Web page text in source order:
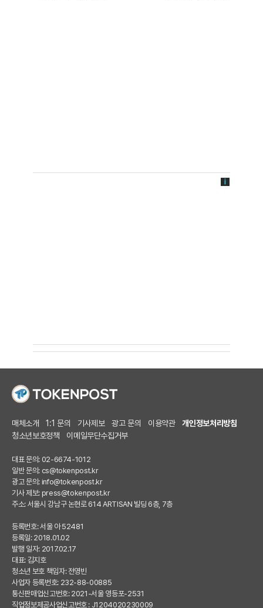
매체소개 1:1 문의 기사제보 광고 문의 이용약관
개인정보처리방침
청소년보호정책
이메일무단수집거부
대표 문의: 02-6674-1012
일반 문의: cs@tokenpost.kr
광고 문의: info@tokenpost.kr
기사 제보: press@tokenpost.kr
주소: 서울시 강남구 논현로 614 ARTISAN 빌딩 6층, 7층
등록번호: 서울 아 52481
등록일: 2018.01.02
발행 일자: 2017.02.17
대표: 김지호
청소년 보호 책임자: 전영빈
사업자 등록번호: 232-88-00885
통신판매업신고번호: 2021-서울 영등포-2531
직업정보제공사업신고번호 : J1204020230009